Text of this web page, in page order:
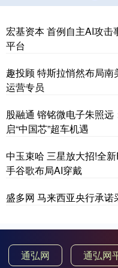
宏基资本 首例自主AI攻击
平台
趣投顾 特斯拉悄然布局
运营专员
股融通 镕铭微电子朱照
启“中国芯”超车机遇
中玉束哈 三星放大招!全
手谷歌布局AI穿戴
盛多网 马来西亚央行承
通弘网 通弘网